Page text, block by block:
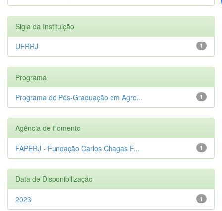
Sigla da Instituição
1
UFRRJ
Programa
1
Programa de Pós-Graduação em Agro...
Agência de Fomento
1
FAPERJ - Fundação Carlos Chagas F...
Data de Disponibilização
1
2023